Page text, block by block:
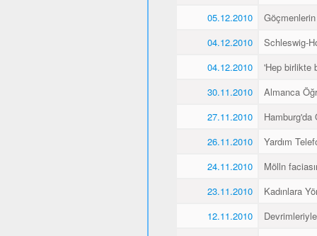
05.12.2010
04.12.2010
Schleswig-
04.12.2010
'Hep birlikte
30.11.2010
Almanca
27.11.2010
Hamburg'da
26.11.2010
Yardım
24.11.2010
Mölln
23.11.2010
Kadınlara
12.11.2010